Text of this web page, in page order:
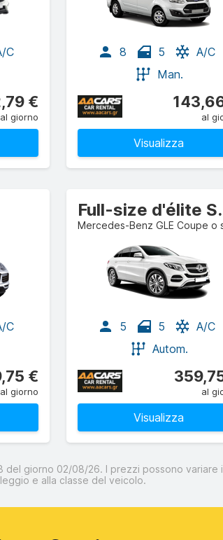
C
€
al giorno
8 5
A/C
Man.
al
Visualizza
C
€
al giorno
5 5
A/C
Autom.
al
Visualizza
giorno 02/08/26. I prezzi possono
e alla classe del veicolo.